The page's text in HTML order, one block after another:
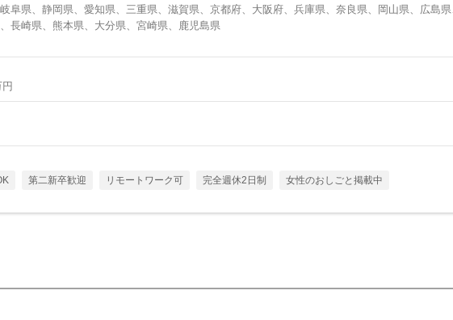
阜県、静岡県、愛知県、三重県、滋賀県、京都府、大阪府、兵庫県、奈良県、岡山県、広島
長崎県、熊本県、大分県、宮崎県、鹿児島県
円
第二新卒歓迎 リモートワーク可 完全週休2日制 女性のおしごと掲載中